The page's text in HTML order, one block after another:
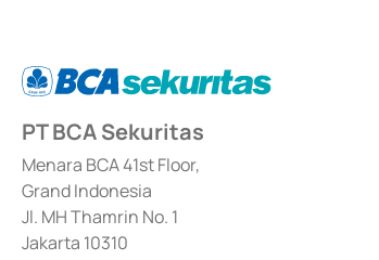
PT BCA Sekuritas
Menara BCA 41st Floor,
Grand Indonesia
Jl. MH Thamrin No. 1
Jakarta 10310